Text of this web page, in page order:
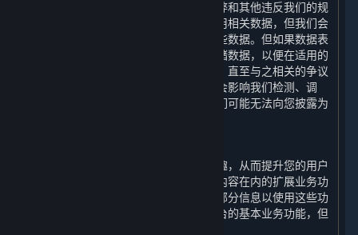
为了检测、调查、处理和预防欺诈、作弊和其他违反我们的规
定和适用法律的行为，我们会收集和使用相关数据，但我们会
仅在上述目的所需的最短时间内存储这些数据。但如果数据表
明可能发生违规行为，我们将进一步存储数据，以便在适用的
诉讼时效期间用于主张索赔或进行抗辩，直至与之相关的争议
得到解决。请注意，如果披露此类信息会影响我们检测、调
查、处理和防止违规行为的机制，则我们可能无法向您披露为
为提升您通过平台运行游戏的便捷和乐趣，从而提升您的用户
体验，我们的平台会提供包括如下所列内容在内的扩展业务功
能。您可选择授权我们收集和使用您的部分信息以使用这些功
能；如您拒绝授权，您依然可以使用平台的基本业务功能，但